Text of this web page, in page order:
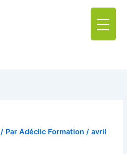
/ ParAdéclic Formation/avril